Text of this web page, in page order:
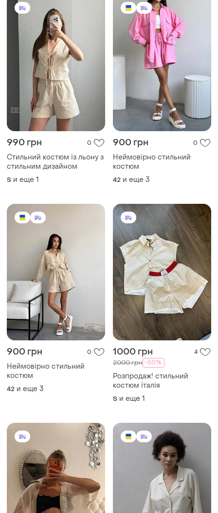
990 грн 0
Стильний костюм із льону з
стильним дизайном
S и еще 1
900 грн 0
Неймовірно стильний
костюм
42 и еще 3
900 грн 0
Неймовірно стильний
костюм
42 и еще 3
1000 грн 4
2000 грн -50%
Розпродаж! стильний
костюм італія
S и еще 1